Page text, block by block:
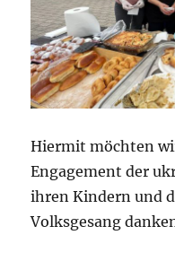
Hiermit möchten
Engagement der
ihren Kindern und
Volksgesang